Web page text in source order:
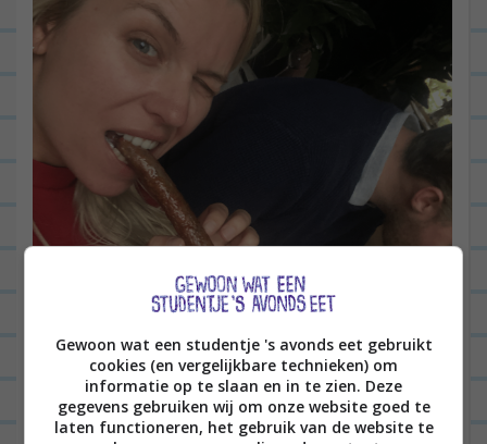
Gewoon wat een studentje 's avonds eet gebruikt
cookies (en vergelijkbare technieken) om
informatie op te slaan en in te zien. Deze
gegevens gebruiken wij om onze website goed te
laten functioneren, het gebruik van de website te